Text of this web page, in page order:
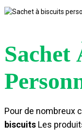
Sachet
Pour de nombreux
biscuitsLes